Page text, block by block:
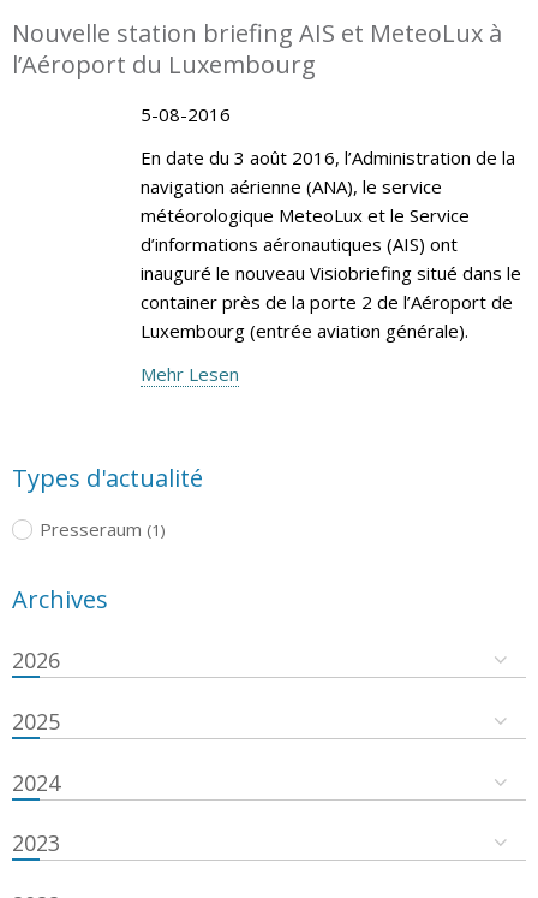
Nouvelle station briefing AIS et MeteoLux à
l’Aéroport du Luxembourg
5-08-2016
En date du 3 août 2016, l’Administration de la
navigation aérienne (ANA), le service
météorologique MeteoLux et le Service
d’informations aéronautiques (AIS) ont
inauguré le nouveau Visiobriefing situé dans le
container près de la porte 2 de l’Aéroport de
Luxembourg (entrée aviation générale).
Mehr Lesen
Types d'actualité
Presseraum (1)
Archives
2026
2025
2024
2023